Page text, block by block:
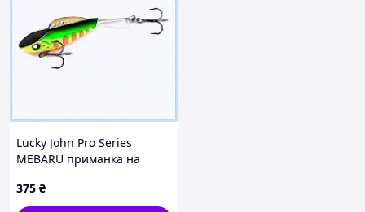
Lucky John Pro Series
MEBARU приманка на
T771C2538
375 ₴